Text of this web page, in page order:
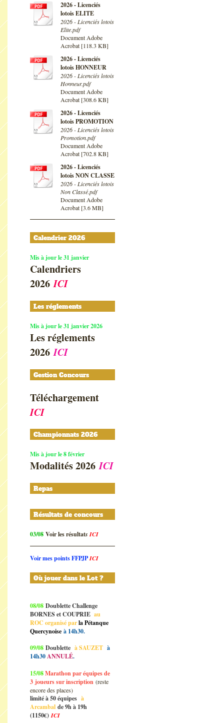
2026 - Licenciés
lotois ELITE
2026 - Licenciés lotois
Elite.pdf
Document Adobe
Acrobat [118.3 KB]
2026 - Licenciés
lotois HONNEUR
2026 - Licenciés lotois
Honneur.pdf
Document Adobe
Acrobat [308.6 KB]
2026 - Licenciés
lotois PROMOTION
2026 - Licenciés lotois
Promotion.pdf
Document Adobe
Acrobat [702.8 KB]
2026 - Licenciés
lotois NON CLASSE
2026 - Licenciés lotois
Non Classé.pdf
Document Adobe
Acrobat [3.6 MB]
Calendrier 2026
Mis à jour le 31 janvier
Calendriers
2026ICI
Les réglements
Mis à jour le 31 janvier 2026
Les réglements
2026ICI
Gestion Concours
Téléchargement
ICI
Championnats 2026
Mis à jour le 8 février
Modalités 2026ICI
Repas
Résultats de concours
03/08 Voir les résultats ICI
Voir mes points FFPJPICI
Où jouer dans le Lot ?
08/08 Doublette Challenge
BORNES et COUPRIE au
ROC organisé parla Pétanque
Quercynoise à 14h30.
09/08 Doublette à SAUZET à
14h30ANNULÉ.
15/08Marathon par équipes de
3 joueurs sur inscription (reste
encore des places)
limité à 50 équipes à
Arcambal de 9h à 19h
(1150€)ICI